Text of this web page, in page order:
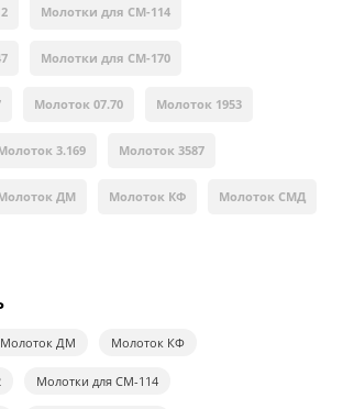
Молотки для СМ-114
Молотки для СМ-170
Молоток 07.70 Молоток 1953
3.169 Молоток 3587
ДМ Молоток КФ Молоток СМД
Молоток ДМ Молоток КФ
Молотки для СМ-114